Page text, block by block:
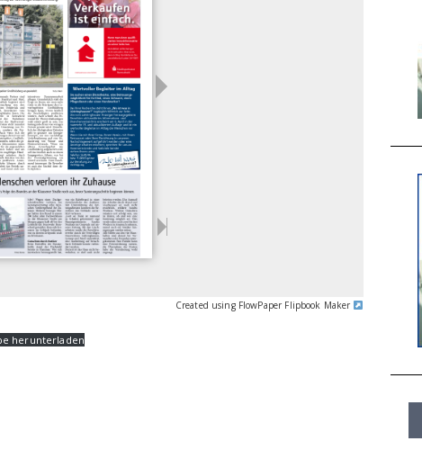
Created using FlowPaper Flipbook Maker
herunterladen